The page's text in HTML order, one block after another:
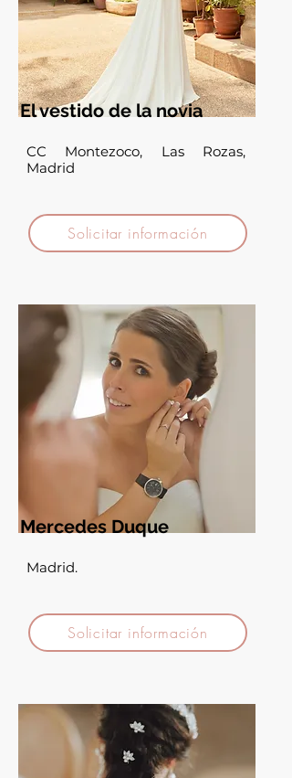
El vestido de la novia
CC Montezoco, Las Rozas,
Madrid
Solicitar información
Mercedes Duque
Madrid.
Solicitar información